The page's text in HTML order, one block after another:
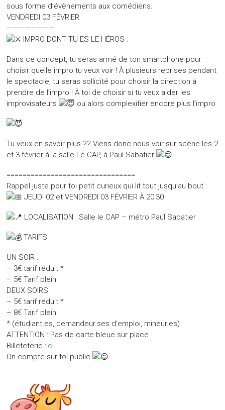
sous forme d’évènements aux comédiens.
VENDREDI 03 FÉVRIER
————————
IMPRO DONT TU ES LE HÉROS :
Dans ce concept, tu seras armé de ton smartphone pour
choisir quelle impro tu veux voir ! À plusieurs reprises pendant
le spectacle, tu seras sollicité pour choisir la direction à
prendre de l’impro ! À toi de choisir si tu veux aider les
improvisateurs
ou alors complexifier encore plus l’impro
Tu veux en savoir plus ?? Viens donc nous voir sur scène les 2
et 3 février à la salle Le CAP, à Paul Sabatier
================================
Rappel juste pour toi petit curieux qui lit tout jusqu’au bout :
JEUDI 02 et VENDREDI 03 FÉVRIER À 20:30
LOCALISATION : Salle le CAP – métro Paul Sabatier
TARIFS
UN SOIR :
– 3€ tarif réduit *
– 5€ Tarif plein
DEUX SOIRS :
– 5€ tarif réduit *
– 8€ Tarif plein
* (étudiant.es, demandeur.ses d’emploi, mineur.es)
ATTENTION : Pas de carte bleue sur place
Billeteterie :ici
On compte sur toi public